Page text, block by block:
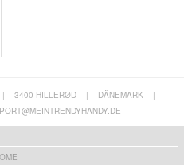
| 3400 HILLERØD | DÄNEMARK
|